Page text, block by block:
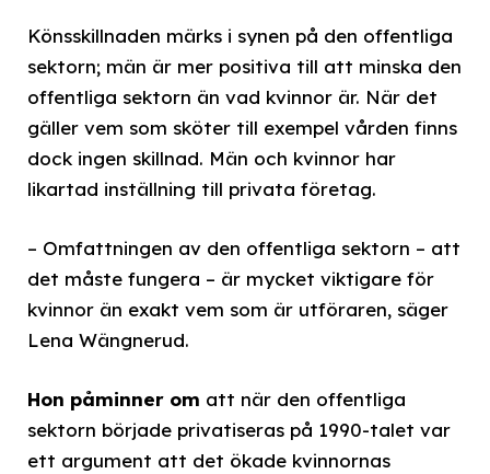
Könsskillnaden märks i synen på den offentliga
sektorn; män är mer positiva till att minska den
offentliga sektorn än vad kvinnor är. När det
gäller vem som sköter till exempel vården finns
dock ingen skillnad. Män och kvinnor har
likartad inställning till privata företag.
– Omfattningen av den offentliga sektorn – att
det måste fungera – är mycket viktigare för
kvinnor än exakt vem som är utföraren, säger
Lena Wängnerud.
Hon påminner om att när den offentliga
sektorn började privatiseras på 1990-talet var
ett argument att det ökade kvinnornas